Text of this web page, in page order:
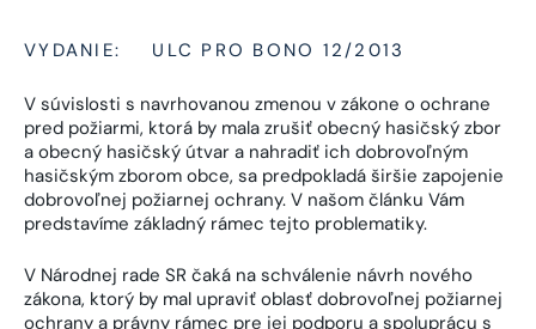
VYDANIE: ULC PRO BONO 12/2013
V súvislosti s navrhovanou zmenou v zákone o ochrane
pred požiarmi, ktorá by mala zrušiť obecný hasičský zbor
a obecný hasičský útvar a nahradiť ich dobrovoľným
hasičským zborom obce, sa predpokladá širšie zapojenie
dobrovoľnej požiarnej ochrany. V našom článku Vám
predstavíme základný rámec tejto problematiky.
V Národnej rade SR čaká na schválenie návrh nového
zákona, ktorý by mal upraviť oblasť dobrovoľnej požiarnej
ochrany a právny rámec pre jej podporu a spoluprácu s